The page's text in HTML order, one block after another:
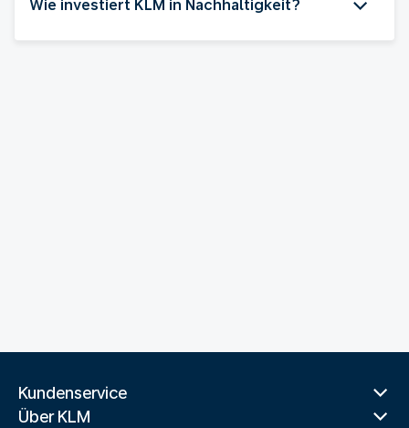
Wie investiert KLM in Nachhaltigkeit?
Kundenservice
Über KLM